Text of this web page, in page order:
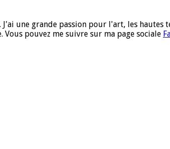
une grande passion pour l'art, les hautes
pouvez me suivre sur ma page sociale